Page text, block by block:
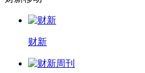
财新